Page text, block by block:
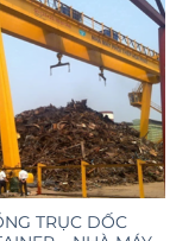
TRỤC DỐC